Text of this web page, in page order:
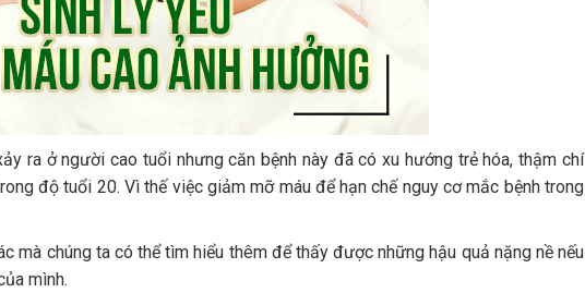
ra ở người cao tuổi nhưng căn bệnh này đã có xu hướng trẻ hóa, thậm chí
độ tuổi 20. Vì thế việc giảm mỡ máu để hạn chế nguy cơ mắc bệnh trong
mà chúng ta có thể tìm hiểu thêm để thấy được những hậu quả nặng nề nếu
mình.